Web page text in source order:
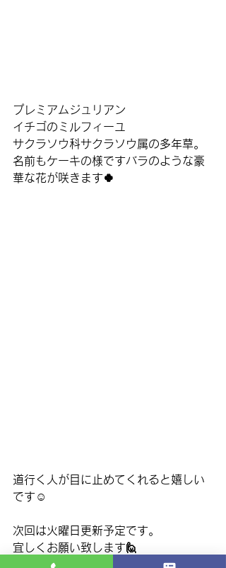
プレミアムジュリアン
イチゴのミルフィーユ
サクラソウ科サクラソウ属の多年草。
名前もケーキの様ですバラのような豪
華な花が咲きます🍀
道行く人が目に止めてくれると嬉しい
です☺️
次回は火曜日更新予定です。
宜しくお願い致します🙋